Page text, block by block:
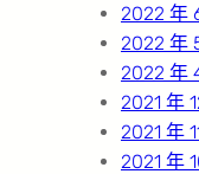
2022 年
2022 年
2022 年
2021 年
2021 年
2021 年